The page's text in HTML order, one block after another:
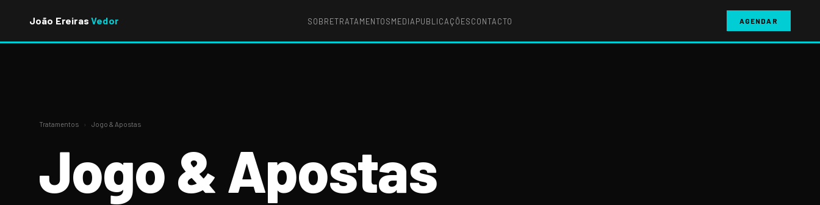
João EreirasVedor SOBRETRATAMENTOS MEDIA PUBLICAÇÕES CONTACTO AGENDAR
Tratamentos › Jogo & Apostas
Jogo & Apostas